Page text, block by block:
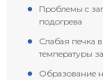
Проблемы с
подогрева
Слабая печка
температуры
Образование